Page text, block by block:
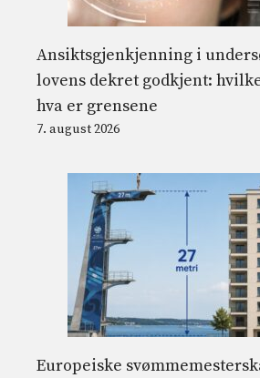
Ansiktsgjenkjenning i
lovens dekret godkjent:
hva er grensene
7. august 2026
Europeiske